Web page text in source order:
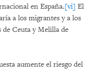
en España.[vi] El
a los migrantes y a los
de Ceuta y Melilla de
aumente el riesgo del